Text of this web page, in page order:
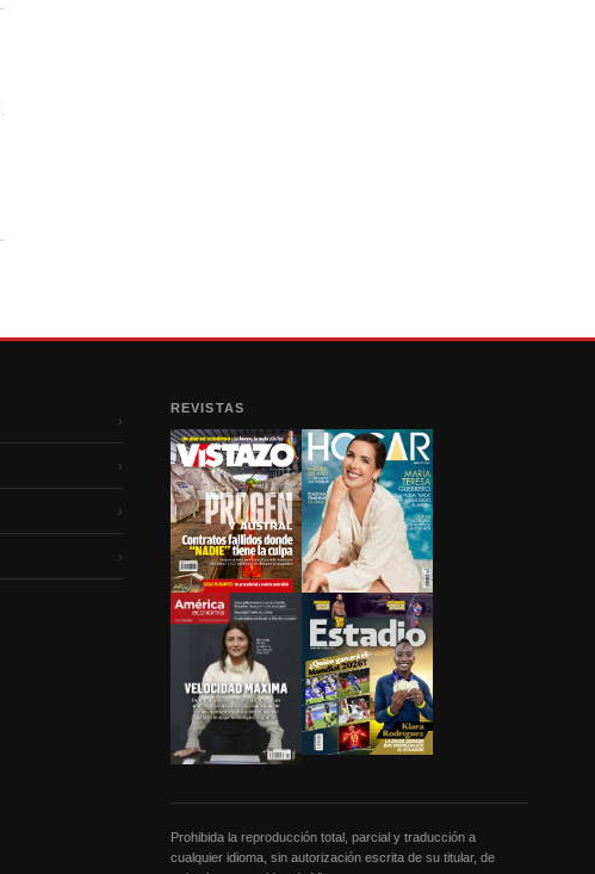
›
›
›
›
REVISTAS
Prohibida la reproducción total, parcial y traducción a
cualquier idioma, sin autorización escrita de su titular, de